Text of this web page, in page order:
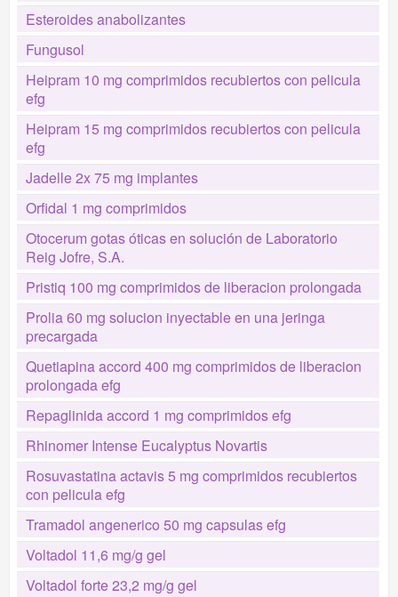
Esteroides anabolizantes
Fungusol
Heipram 10 mg comprimidos recubiertos con pelicula
efg
Heipram 15 mg comprimidos recubiertos con pelicula
efg
Jadelle 2x 75 mg implantes
Orfidal 1 mg comprimidos
Otocerum gotas óticas en solución de Laboratorio
Reig Jofre, S.A.
Pristiq 100 mg comprimidos de liberacion prolongada
Prolia 60 mg solucion inyectable en una jeringa
precargada
Quetiapina accord 400 mg comprimidos de liberacion
prolongada efg
Repaglinida accord 1 mg comprimidos efg
Rhinomer Intense Eucalyptus Novartis
Rosuvastatina actavis 5 mg comprimidos recubiertos
con pelicula efg
Tramadol angenerico 50 mg capsulas efg
Voltadol 11,6 mg/g gel
Voltadol forte 23,2 mg/g gel